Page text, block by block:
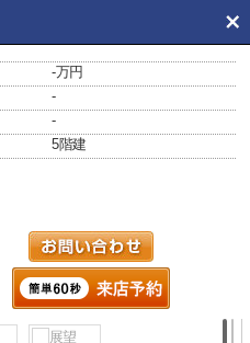
-万円
-
-
5階建